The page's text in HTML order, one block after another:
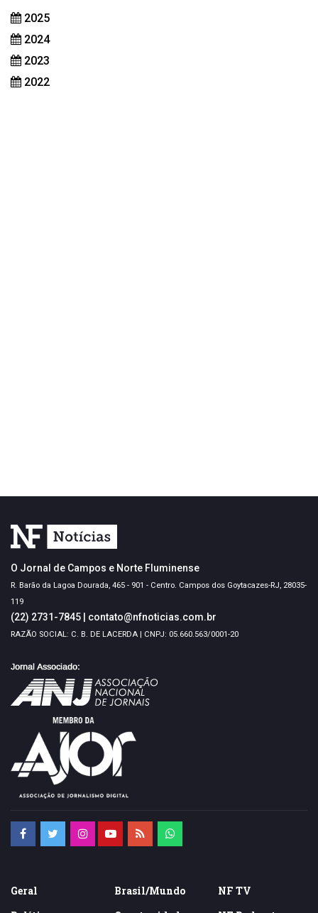
2025
2024
2023
2022
O Jornal de Campos e Norte Fluminense
R. Barão da Lagoa Dourada, 465 - 901 - Centro. Campos dos Goytacazes-RJ, 28035-
119
(22) 2731-7845 contato@nfnoticias.com.br
RAZÃO SOCIAL: C. B. DE LACERDA | CNPJ: 05.660.563/0001-20
Geral
Brasil/Mundo
NF TV